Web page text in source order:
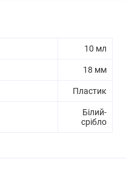
10 мл
18 мм
Пластик
Білий-
срібло